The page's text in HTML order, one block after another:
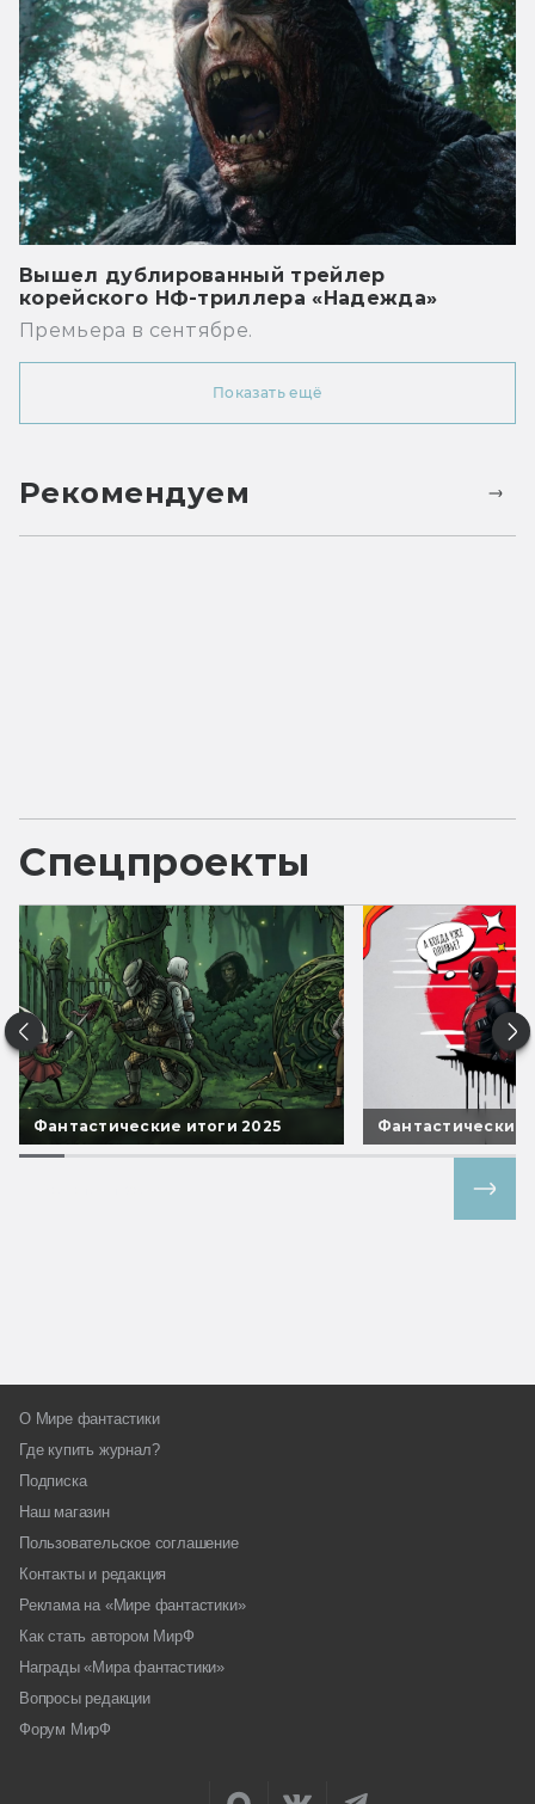
Вышел дублированный трейлер
корейского НФ-триллера «Надежда»
Премьера в сентябре.
Показать ещё
Рекомендуем
Спецпроекты
Фантастические итоги 2025 Фантастические
О Мире фантастики
Где купить журнал?
Подписка
Наш магазин
Пользовательское соглашение
Контакты и редакция
Реклама на «Мире фантастики»
Как стать автором МирФ
Награды «Мира фантастики»
Вопросы редакции
Форум МирФ